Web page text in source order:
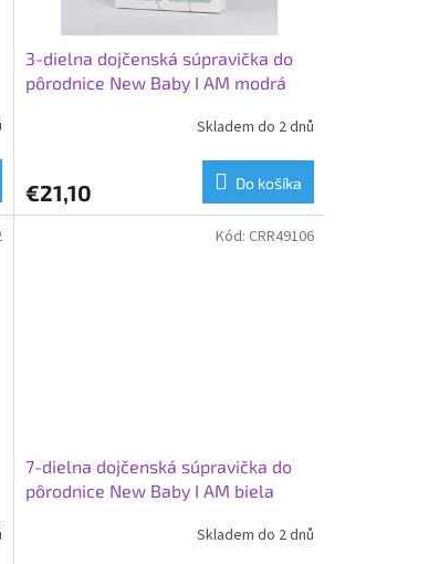
3-dielna dojčenská súpravička do
pôrodnice New Baby I AM modrá
Skladem do 2 dnů
€21,10 Do košíka
7-dielna dojčenská súpravička do
pôrodnice New Baby I AM biela
Skladem do 2 dnů
Kód: CRR49106